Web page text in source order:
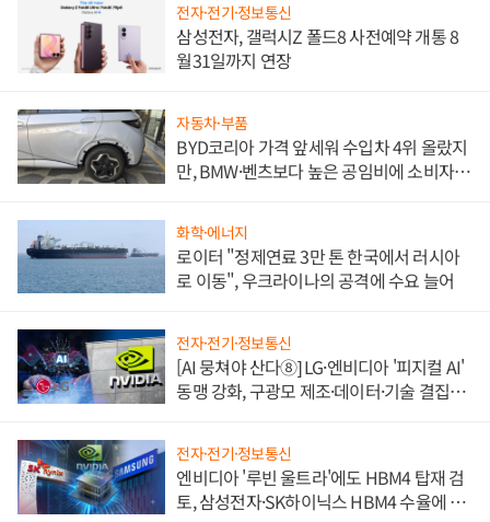
전자·전기·정보통신
삼성전자, 갤럭시Z 폴드8 사전예약 개통 8
월31일까지 연장
자동차·부품
BYD코리아 가격 앞세워 수입차 4위 올랐지
만, BMW·벤츠보다 높은 공임비에 소비자
화학·에너지
로이터 "정제연료 3만 톤 한국에서 러시아
로 이동", 우크라이나의 공격에 수요 늘어
전자·전기·정보통신
[AI 뭉쳐야 산다⑧] LG·엔비디아 '피지컬 AI'
동맹 강화, 구광모 제조·데이터·기술 결집
전자·전기·정보통신
엔비디아 '루빈 울트라'에도 HBM4 탑재 검
토, 삼성전자·SK하이닉스 HBM4 수율에 주